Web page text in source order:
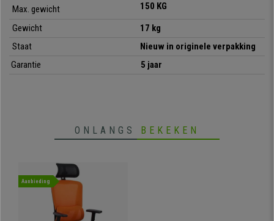
Zeer stevig en resistent, met wielen voor alle ondergonden
Max. gewicht
150 KG
Gewicht
17 kg
Staat
Nieuw in originele verpakking
Garantie
5 jaar
ONLANGS BEKEKEN
Aanbieding